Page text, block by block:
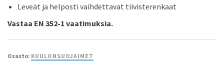
Leveät ja helposti vaihdettavat tiivisterenkaat
Vastaa EN 352-1 vaatimuksia.
Osasto: KUULONSUOJAIMET